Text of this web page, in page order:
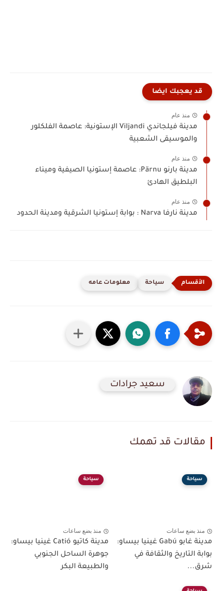
قد يعجبك ايضا
منذ عام
مدينة فيلجاندي Viljandi الإستونية: عاصمة الفلكلور
والموسيقى الشعبية
منذ عام
مدينة بارنو Pärnu: عاصمة إستونيا الصيفية وميناء
البلطيق الهادئ
منذ عام
مدينة نارفا Narva : بوابة إستونيا الشرقية ومدينة الحدود
سياحة معلومات عامه
سعيد جرادات
مقالات قد تهمك
سياحة
منذ بضع ساعات
مدينة غابو Gabú غينيا بيساو:
بوابة التاريخ والثقافة في
شرق...
سياحة
منذ بضع ساعات
مدينة كاتيو Catió غينيا بيساو:
جوهرة الساحل الجنوبي
والطبيعة البكر